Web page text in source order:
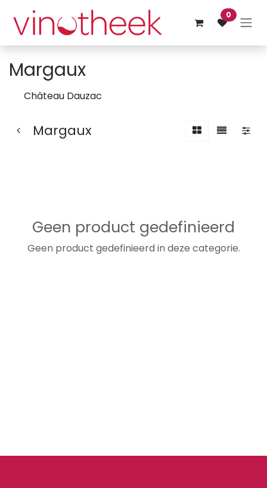
Overslaan naar inhoud
0
Margaux
Château Dauzac
Margaux
Geen product gedefinieerd
Geen product gedefinieerd in deze categorie.